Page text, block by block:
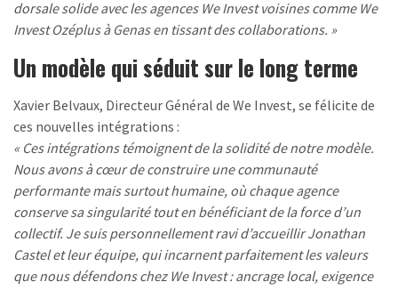
dorsale solide avec les agences We Invest voisines comme We
Invest Ozéplus à Genas en tissant des collaborations. »
Un modèle qui séduit sur le long terme
Xavier Belvaux, Directeur Général de We Invest, se félicite de
ces nouvelles intégrations :
« Ces intégrations témoignent de la solidité de notre modèle.
Nous avons à cœur de construire une communauté
performante mais surtout humaine, où chaque agence
conserve sa singularité tout en bénéficiant de la force d’un
collectif. Je suis personnellement ravi d’accueillir Jonathan
Castel et leur équipe, qui incarnent parfaitement les valeurs
que nous défendons chez We Invest : ancrage local, exigence